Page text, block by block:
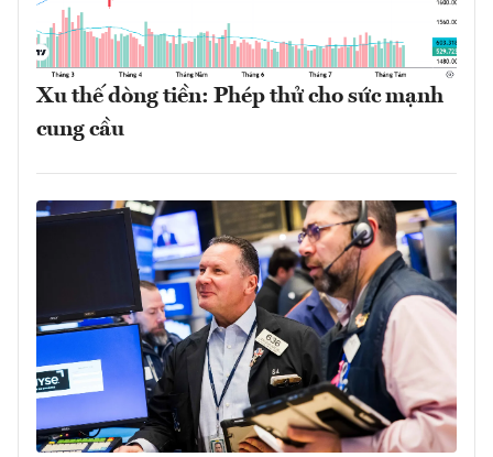
Xu thế dòng tiền: Phép thử cho sức mạnh
cung cầu